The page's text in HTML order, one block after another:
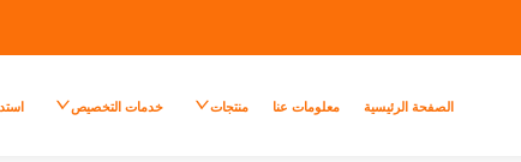
الصفحة الرئيسية معلومات عنا منتجات خدمات التخصيص